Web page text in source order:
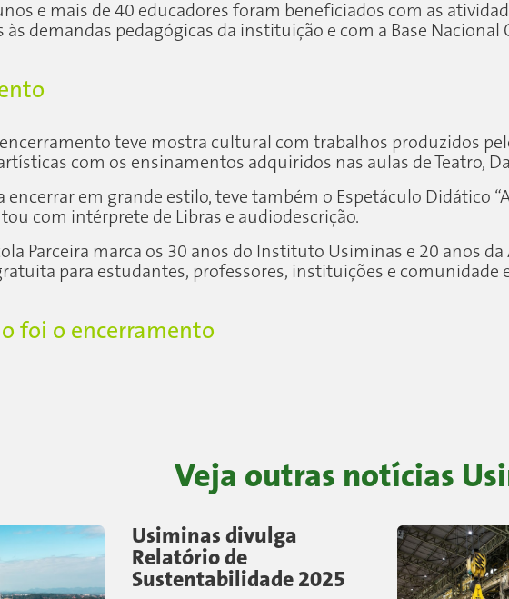
e mais de 40 educadores foram beneficiados com as
demandas pedagógicas da instituição e com a Base Nacional
teve mostra cultural com trabalhos produzidos
com os ensinamentos adquiridos nas aulas de Teatro,
encerrar em grande estilo, teve também o Espetáculo Didático
com intérprete de Libras e audiodescrição.
Parceira marca os 30 anos do Instituto Usiminas e 20 anos
para estudantes, professores, instituições e comunidade
foi o encerramento
Veja outras notícias
Usiminas divulga
Relatório de
Sustentabilidade 2025